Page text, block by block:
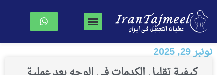
نونبر 29, 2025